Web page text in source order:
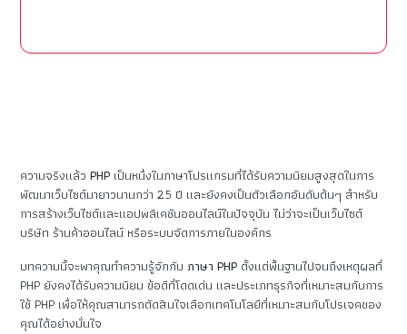
ความจริงแล้วPHP เป็นหนึ่งในภาษาโปรแกรมที่ได้รับความนิยมสูงสุดในการ
พัฒนาเว็บไซต์มายาวนานกว่า 25 ปี และยังคงเป็นตัวเลือกอันดับต้นๆ สำหรับ
การสร้างเว็บไซต์และแอปพลิเคชันออนไลน์ในปัจจุบัน ไม่ว่าจะเป็นเว็บไซต์
บริษัท ร้านค้าออนไลน์ หรือระบบจัดการภายในองค์กร
บทความนี้จะพาคุณทำความรู้จักกับภาษา PHP ตั้งแต่พื้นฐานไปจนถึงเหตุผลที่
PHP ยังคงได้รับความนิยม ข้อดีที่โดดเด่น และประเภทธุรกิจที่เหมาะสมกับการ
ใช้ PHP เพื่อให้คุณสามารถตัดสินใจเลือกเทคโนโลยีที่เหมาะสมกับโปรเจคของ
คุณได้อย่างมั่นใจ